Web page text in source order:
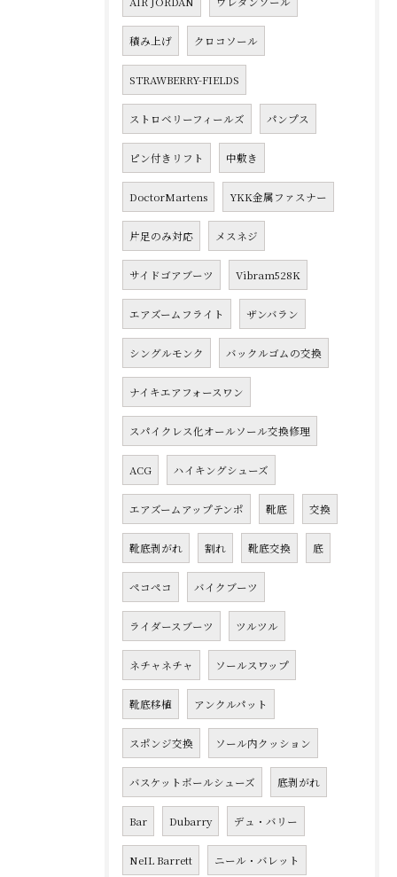
積み上げ クロコソール
STRAWBERRY-FIELDS
ストロベリーフィールズ パンプス
ピン付きリフト 中敷き
DoctorMartens YKK金属ファスナー
片足のみ対応 メスネジ
サイドゴアブーツ Vibram528K
エアズームフライト ザンバラン
シングルモンク バックルゴムの交換
ナイキエアフォースワン
スパイクレス化オールソール交換修理
ACG ハイキングシューズ
エアズームアップテンポ 靴底 交換
靴底剥がれ 割れ 靴底交換 底
ペコペコ バイクブーツ
ライダースブーツ ツルツル
ネチャネチャ ソールスワップ
靴底移植 アンクルパット
スポンジ交換 ソール内クッション
バスケットボールシューズ 底剥がれ
Bar Dubarry デュ・バリー
NeIL Barrett ニール・バレット